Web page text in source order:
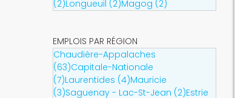
(2)Longueuil (2)Magog (2)
EMPLOIS PAR RÉGION
Chaudière-Appalaches
(63)Capitale-Nationale
(7)Laurentides (4)Mauricie
(3)Saguenay - Lac-St-Jean (2)Estrie